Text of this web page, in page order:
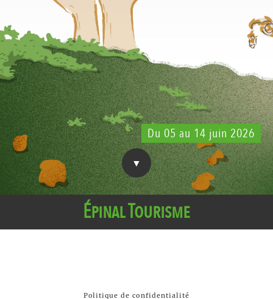
Du 05 au 14 juin 2026
Épinal Tourisme
Politique de confidentialité